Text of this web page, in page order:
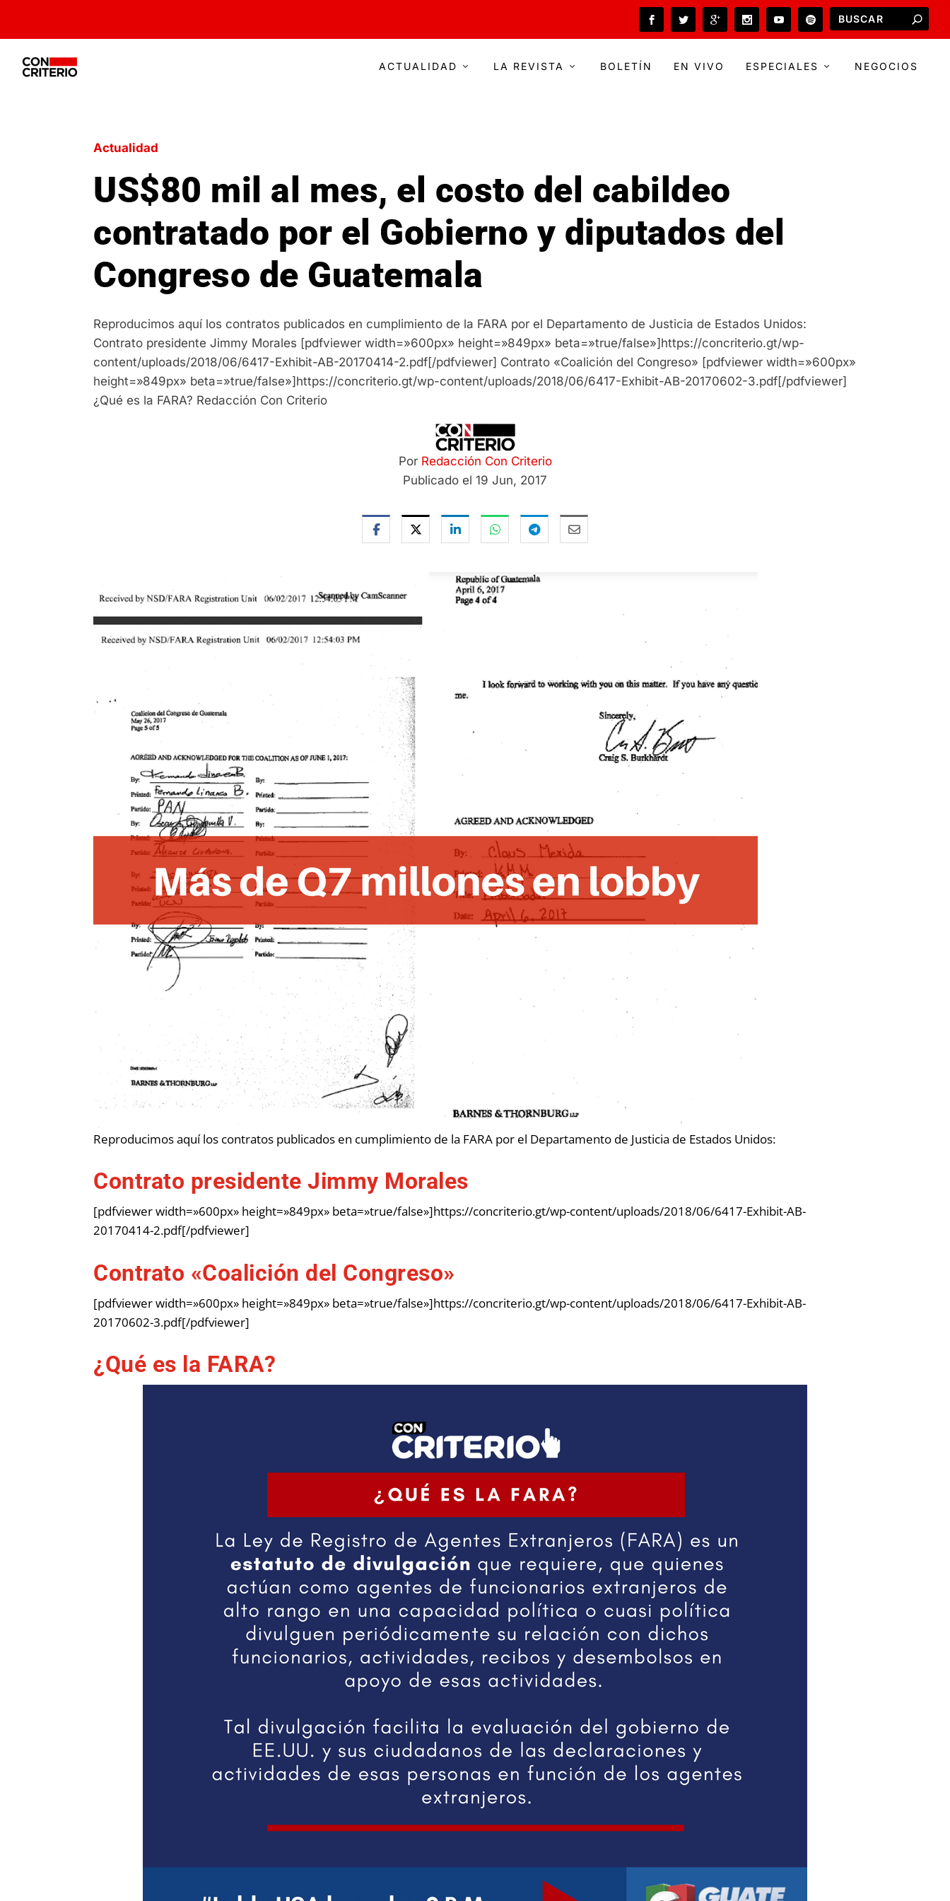
ACTUALIDAD LA REVISTA BOLETÍN EN VIVO ESPECIALES NEGOCIOS
Actualidad
US$80 mil al mes, el costo del cabildeo
contratado por el Gobierno y diputados del
Congreso de Guatemala
Reproducimos aquí los contratos publicados en cumplimiento de la FARA por el Departamento de Justicia de Estados Unidos:
Contrato presidente Jimmy Morales [pdfviewer width=»600px» height=»849px» beta=»true/false»]https://concriterio.gt/wp-
content/uploads/2018/06/6417-Exhibit-AB-20170414-2.pdf[/pdfviewer] Contrato «Coalición del Congreso» [pdfviewer width=»600px»
height=»849px» beta=»true/false»]https://concriterio.gt/wp-content/uploads/2018/06/6417-Exhibit-AB-20170602-3.pdf[/pdfviewer]
¿Qué es la FARA? Redacción Con Criterio
Por Redacción Con Criterio
Publicado el 19 Jun, 2017
Reproducimos aquí los contratos publicados en cumplimiento de la FARA por el Departamento de Justicia de Estados Unidos:
Contrato presidente Jimmy Morales
[pdfviewer width=»600px» height=»849px» beta=»true/false»]https://concriterio.gt/wp-content/uploads/2018/06/6417-Exhibit-AB-
20170414-2.pdf[/pdfviewer]
Contrato «Coalición del Congreso»
[pdfviewer width=»600px» height=»849px» beta=»true/false»]https://concriterio.gt/wp-content/uploads/2018/06/6417-Exhibit-AB-
20170602-3.pdf[/pdfviewer]
¿Qué es la FARA?